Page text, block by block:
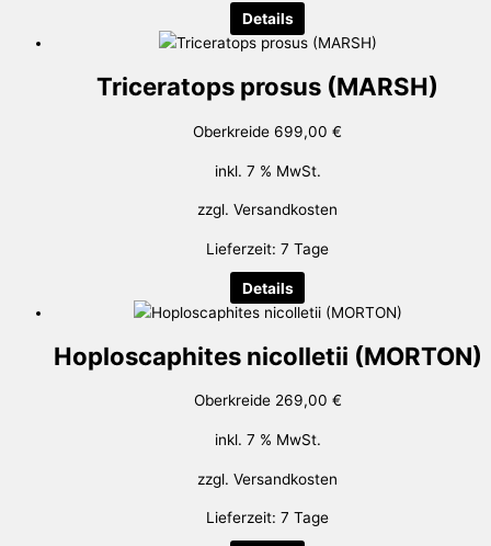
Details
Triceratops prosus (MARSH)
Oberkreide 699,00 €
inkl. 7 % MwSt.
zzgl. Versandkosten
Lieferzeit: 7 Tage
Details
Hoploscaphites nicolletii (MORTON)
Oberkreide 269,00 €
inkl. 7 % MwSt.
zzgl. Versandkosten
Lieferzeit: 7 Tage